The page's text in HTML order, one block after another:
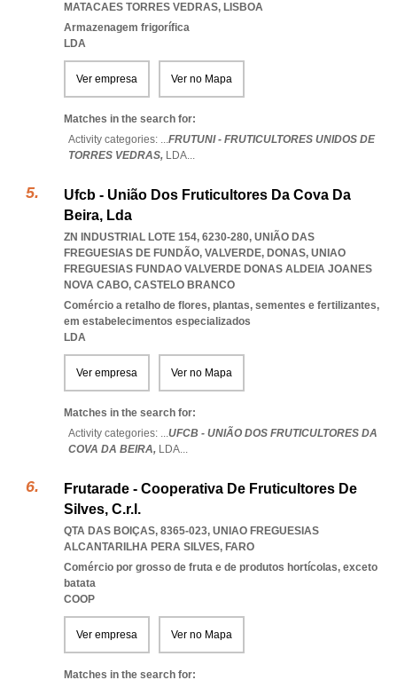
MATACAES TORRES VEDRAS, LISBOA
Armazenagem frigorífica
LDA
Ver empresa Ver no Mapa
Matches in the search for:
Activity categories: ...FRUTUNI - FRUTICULTORES UNIDOS DE
TORRES VEDRAS, LDA...
Ufcb - União Dos Fruticultores Da Cova Da
Beira, Lda
ZN INDUSTRIAL LOTE 154, 6230-280, UNIÃO DAS
FREGUESIAS DE FUNDÃO, VALVERDE, DONAS, UNIAO
FREGUESIAS FUNDAO VALVERDE DONAS ALDEIA JOANES
NOVA CABO, CASTELO BRANCO
Comércio a retalho de flores, plantas, sementes e fertilizantes,
em estabelecimentos especializados
LDA
Ver empresa Ver no Mapa
Matches in the search for:
Activity categories: ...UFCB - UNIÃO DOS FRUTICULTORES DA
COVA DA BEIRA, LDA...
Frutarade - Cooperativa De Fruticultores De
Silves, C.r.l.
QTA DAS BOIÇAS, 8365-023, UNIAO FREGUESIAS
ALCANTARILHA PERA SILVES, FARO
Comércio por grosso de fruta e de produtos hortícolas, exceto
batata
COOP
Ver empresa Ver no Mapa
Matches in the search for: